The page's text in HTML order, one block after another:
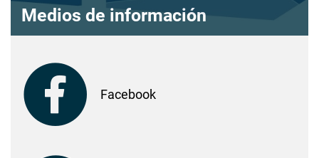
Medios de información
Facebook